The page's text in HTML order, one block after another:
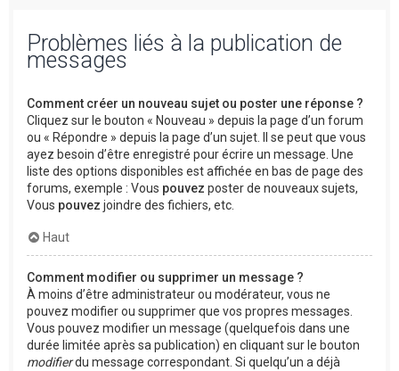
Problèmes liés à la publication de
messages
Comment créer un nouveau sujet ou poster une réponse ?
Cliquez sur le bouton « Nouveau » depuis la page d’un forum
ou « Répondre » depuis la page d’un sujet. Il se peut que vous
ayez besoin d’être enregistré pour écrire un message. Une
liste des options disponibles est affichée en bas de page des
forums, exemple : Vous pouvez poster de nouveaux sujets,
Vous pouvez joindre des fichiers, etc.
Haut
Comment modifier ou supprimer un message ?
À moins d’être administrateur ou modérateur, vous ne
pouvez modifier ou supprimer que vos propres messages.
Vous pouvez modifier un message (quelquefois dans une
durée limitée après sa publication) en cliquant sur le bouton
modifierdu message correspondant. Si quelqu’un a déjà